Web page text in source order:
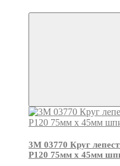
3М 03770 Круг
P120 75мм х 45мм